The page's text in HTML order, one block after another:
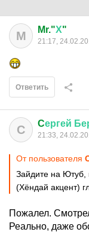
M Mr."Х"
21:17,
Ответить
C Cергей
21:33,
От пользователя
Зайдите на Ютуб,
(Хёндай акцент)
Пожалел.
Реально, даже